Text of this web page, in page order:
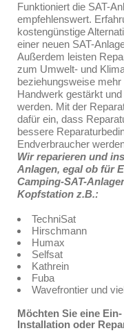
Funktioniert die SAT-
empfehlenswert.
kostengünstige
einer neuen SAT-
Außerdem leisten
zum Umwelt- und
beziehungsweise
Handwerk gestärkt
werden. Mit der
dafür ein, dass
bessere
Endverbraucher
Wir reparieren und
Anlagen, egal ob für
Camping-SAT-
Kopfstation z.B.:
TechniSat
Hirschmann
Humax
Selfsat
Kathrein
Fuba
Wavefrontier und
Möchten Sie eine
Installation oder